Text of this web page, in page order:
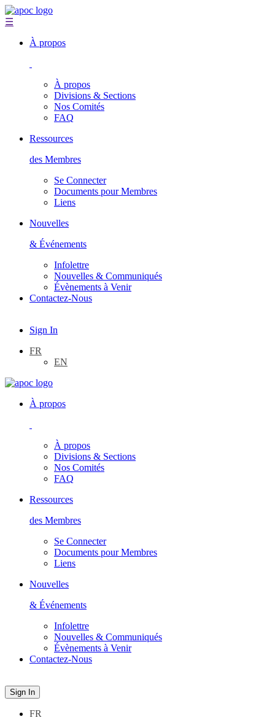
☰
À propos
À propos
Divisions & Sections
Nos Comités
FAQ
Ressources
des Membres
Se Connecter
Documents pour Membres
Liens
Nouvelles
& Événements
Infolettre
Nouvelles & Communiqués
Évènements à Venir
Contactez-Nous
Sign In
FR
EN
À propos
À propos
Divisions & Sections
Nos Comités
FAQ
Ressources
des Membres
Se Connecter
Documents pour Membres
Liens
Nouvelles
& Événements
Infolettre
Nouvelles & Communiqués
Évènements à Venir
Contactez-Nous
Sign In
FR